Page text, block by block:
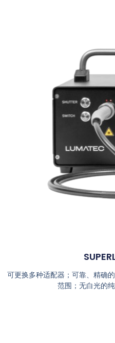
可更换多种适配器；可靠、精确
范围；无白光的